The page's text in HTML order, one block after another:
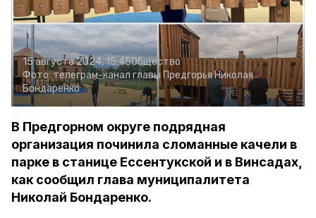
15 августа 2024, 15:45Общество
Фото:телеграм-канал главы Предгорья Николая
Бондаренко
В Предгорном округе подрядная
организация починила сломанные качели в
парке в станице Ессентукской и в Винсадах,
как сообщил глава муниципалитета
Николай Бондаренко.